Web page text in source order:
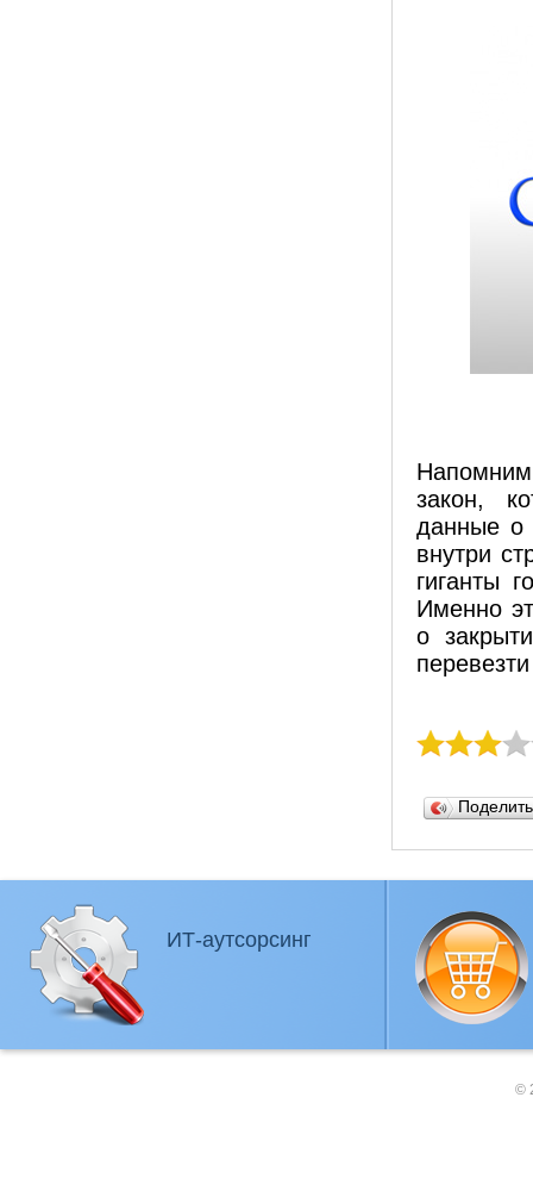
закон,
данные о
внутри
гиганты
Именно
о
ИТ-аутсорсинг
©